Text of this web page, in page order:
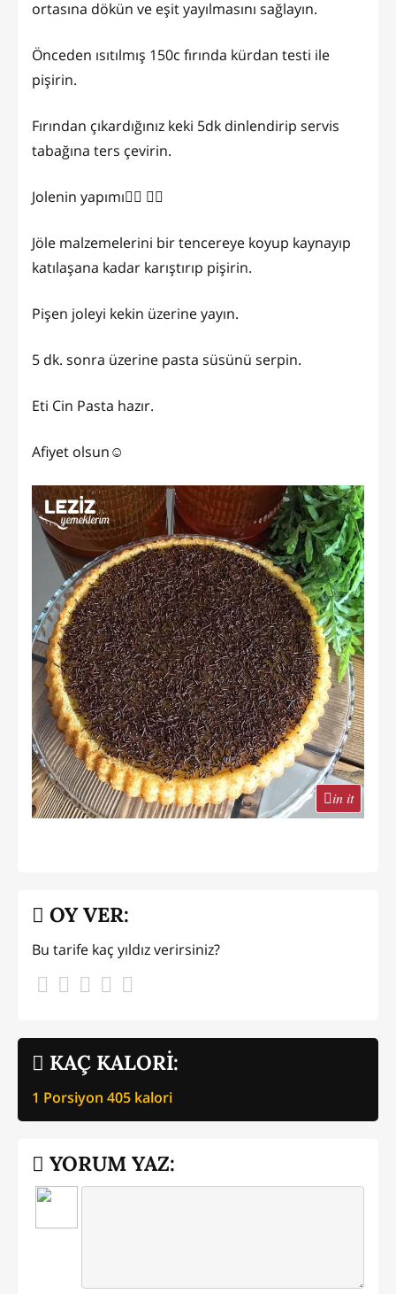
ortasına dökün ve eşit yayılmasını sağlayın.
Önceden ısıtılmış 150c fırında kürdan testi ile
pişirin.
Fırından çıkardığınız keki 5dk dinlendirip servis
tabağına ters çevirin.
Jolenin yapımı👇🏼 👉🏻
Jöle malzemelerini bir tencereye koyup kaynayıp
katılaşana kadar karıştırıp pişirin.
Pişen joleyi kekin üzerine yayın.
5 dk. sonra üzerine pasta süsünü serpin.
Eti Cin Pasta hazır.
Afiyet olsun☺️
in it
KAÇ KALORİ:
1 Porsiyon 405 kalori
OY VER:
Bu tarife kaç yıldız verirsiniz?
YORUM YAZ: